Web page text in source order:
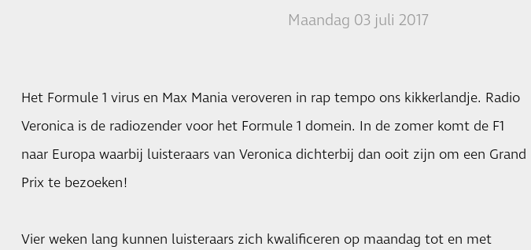
Maandag 03 juli 2017
Het Formule 1 virus en Max Mania veroveren in rap tempo ons kikkerlandje. Radio
Veronica is de radiozender voor het Formule 1 domein. In de zomer komt de F1
naar Europa waarbij luisteraars van Veronica dichterbij dan ooit zijn om een Grand
Prix te bezoeken!
Vier weken lang kunnen luisteraars zich kwalificeren op maandag tot en met